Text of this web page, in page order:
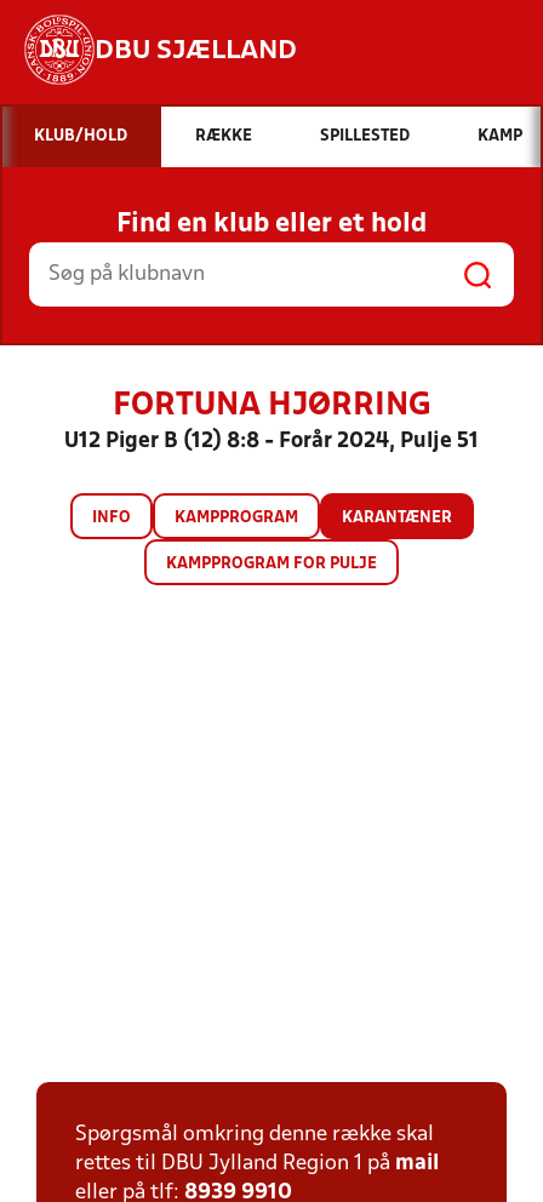
DBU SJÆLLAND
Hvad vil du søge efter?
INDHOLD OG NYHEDER
STILLINGER, RESULTATER, KLUBBER OG
HOLD
KLUB/HOLD RÆKKE SPILLESTED KAMP
Find en klub eller et hold
FORTUNA HJØRRING
U12 Piger B (12) 8:8 - Forår 2024, Pulje 51
INFO KAMPPROGRAM KARANTÆNER
KAMPPROGRAM FOR PULJE
Spørgsmål omkring denne række skal
rettes til DBU Jylland Region 1 på mail
eller på tlf: 8939 9910